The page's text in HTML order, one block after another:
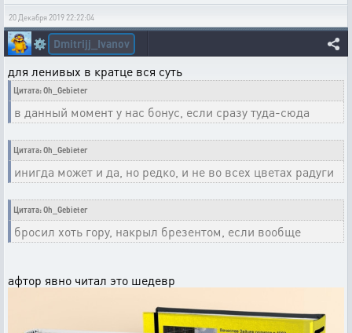
20 Декабря 2019 22:22:04
⚙️ Dmitrijj_Ivanov
для ленивых в кратце вся суть
Цитата: Oh_Gebieter
в данный момент у нас бонус, если сразу туда-сюда
Цитата: Oh_Gebieter
инигда может и да, но редко, и не во всех цветах радуги
Цитата: Oh_Gebieter
бросил хоть гору, накрыл брезентом, если вообще
афтор явно читал это шедевр